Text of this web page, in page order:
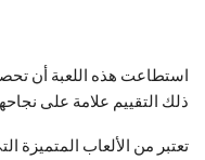
استطاعت هذه اللعبة أن
ذلك التقييم علامة على
تعتبر من الألعاب المتميزة